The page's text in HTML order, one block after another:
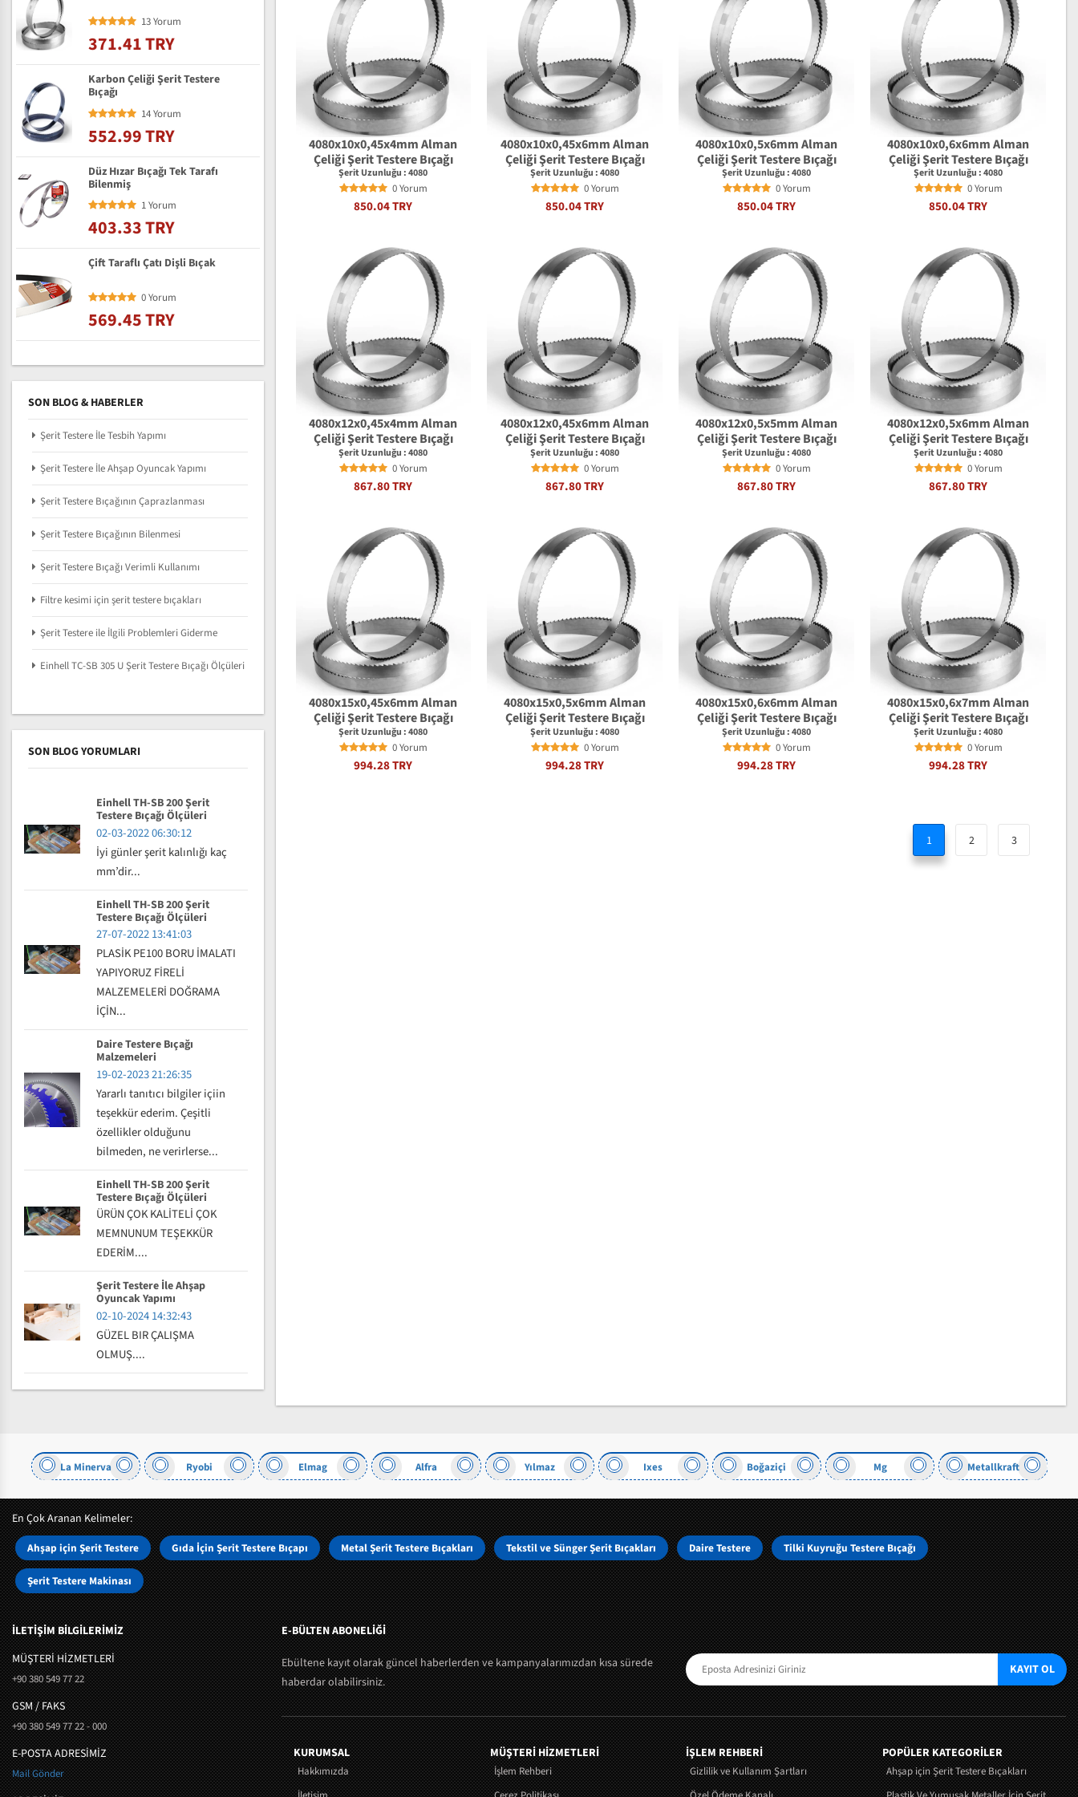
4080x10x0,45x4mm Alman
Çeliği Şerit Testere Bıçağı
Şerit Uzunluğu : 4080
0 Yorum
850.04 TRY
4080x10x0,45x6mm Alman
Çeliği Şerit Testere Bıçağı
Şerit Uzunluğu : 4080
0 Yorum
850.04 TRY
4080x10x0,5x6mm Alman
Çeliği Şerit Testere Bıçağı
Şerit Uzunluğu : 4080
0 Yorum
850.04 TRY
4080x10x0,6x6mm Alman
Çeliği Şerit Testere Bıçağı
Şerit Uzunluğu : 4080
0 Yorum
850.04 TRY
4080x12x0,45x4mm Alman
Çeliği Şerit Testere Bıçağı
Şerit Uzunluğu : 4080
0 Yorum
867.80 TRY
4080x12x0,45x6mm Alman
Çeliği Şerit Testere Bıçağı
Şerit Uzunluğu : 4080
0 Yorum
867.80 TRY
4080x12x0,5x5mm Alman
Çeliği Şerit Testere Bıçağı
Şerit Uzunluğu : 4080
0 Yorum
867.80 TRY
4080x12x0,5x6mm Alman
Çeliği Şerit Testere Bıçağı
Şerit Uzunluğu : 4080
0 Yorum
867.80 TRY
4080x15x0,45x6mm Alman
Çeliği Şerit Testere Bıçağı
Şerit Uzunluğu : 4080
0 Yorum
994.28 TRY
4080x15x0,5x6mm Alman
Çeliği Şerit Testere Bıçağı
Şerit Uzunluğu : 4080
0 Yorum
994.28 TRY
4080x15x0,6x6mm Alman
Çeliği Şerit Testere Bıçağı
Şerit Uzunluğu : 4080
0 Yorum
994.28 TRY
4080x15x0,6x7mm Alman
Çeliği Şerit Testere Bıçağı
Şerit Uzunluğu : 4080
0 Yorum
994.28 TRY
1 2 3
13 Yorum
371.41 TRY
Karbon Çeliği Şerit Testere
Bıçağı
14 Yorum
552.99 TRY
Düz Hızar Bıçağı Tek Tarafı
Bilenmiş
1 Yorum
403.33 TRY
Çift Taraflı Çatı Dişli Bıçak
0 Yorum
569.45 TRY
SON BLOG & HABERLER
Şerit Testere İle Tesbih Yapımı
Şerit Testere İle Ahşap Oyuncak Yapımı
Şerit Testere Bıçağının Çaprazlanması
Şerit Testere Bıçağının Bilenmesi
Şerit Testere Bıçağı Verimli Kullanımı
Filtre kesimi için şerit testere bıçakları
Şerit Testere ile İlgili Problemleri Giderme
Einhell TC-SB 305 U Şerit Testere Bıçağı Ölçüleri
SON BLOG YORUMLARI
Einhell TH-SB 200 Şerit
Testere Bıçağı Ölçüleri
02-03-2022 06:30:12
İyi günler şerit kalınlığı kaç
mm’dir...
Einhell TH-SB 200 Şerit
Testere Bıçağı Ölçüleri
27-07-2022 13:41:03
PLASİK PE100 BORU İMALATI
YAPIYORUZ FİRELİ
MALZEMELERİ DOĞRAMA
İÇİN...
Daire Testere Bıçağı
Malzemeleri
19-02-2023 21:26:35
Yararlı tanıtıcı bilgiler içiin
teşekkür ederim. Çeşitli
özellikler olduğunu
bilmeden, ne verirlerse...
Einhell TH-SB 200 Şerit
Testere Bıçağı Ölçüleri
ÜRÜN ÇOK KALİTELİ ÇOK
MEMNUNUM TEŞEKKÜR
EDERİM....
Şerit Testere İle Ahşap
Oyuncak Yapımı
02-10-2024 14:32:43
GÜZEL BIR ÇALIŞMA
OLMUŞ....
La Minerva Ryobi Elmag Alfra Yılmaz Ixes Boğaziçi Mg Metallkraft
En Çok Aranan Kelimeler:
Ahşap için Şerit Testere Gıda İçin Şerit Testere Bıçapı Metal Şerit Testere Bıçakları Tekstil ve Sünger Şerit Bıçakları Daire Testere Tilki Kuyruğu Testere Bıçağı
Şerit Testere Makinası
İLETİŞİM BİLGİLERİMİZ
MÜŞTERI HIZMETLERI
+90 380 549 77 22
GSM / FAKS
+90 380 549 77 22 - 000
E-POSTA ADRESİMİZ
Mail Gönder
E-BÜLTEN ABONELİĞİ
Ebültene kayıt olarak güncel haberlerden ve kampanyalarımızdan kısa sürede
haberdar olabilirsiniz.
KAYIT OL
KURUMSAL
Hakkımızda
MÜŞTERI HIZMETLERI
İşlem Rehberi
İŞLEM REHBERİ
Gizlilik ve Kullanım Şartları
POPÜLER KATEGORİLER
Ahşap için Şerit Testere Bıçakları